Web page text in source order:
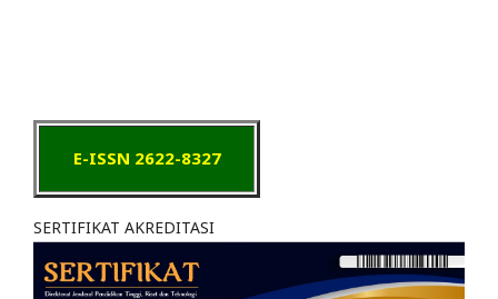
E-ISSN 2622-8327
SERTIFIKAT AKREDITASI